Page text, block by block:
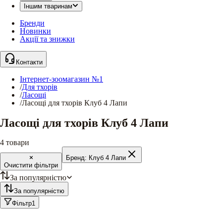
Іншим тваринам
Бренди
Новинки
Акції та знижки
Контакти
Інтернет-зоомагазин №1
/Для тхорів
/Ласощі
/Ласощі для тхорів Клуб 4 Лапи
Ласощі для тхорів Клуб 4 Лапи
4 товари
Очистити фільтри
Бренд: Клуб 4 Лапи
За популярністю
За популярністю
Фільтр1